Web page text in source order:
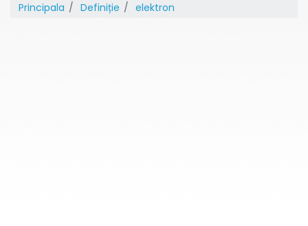
Principala Definiție elektron